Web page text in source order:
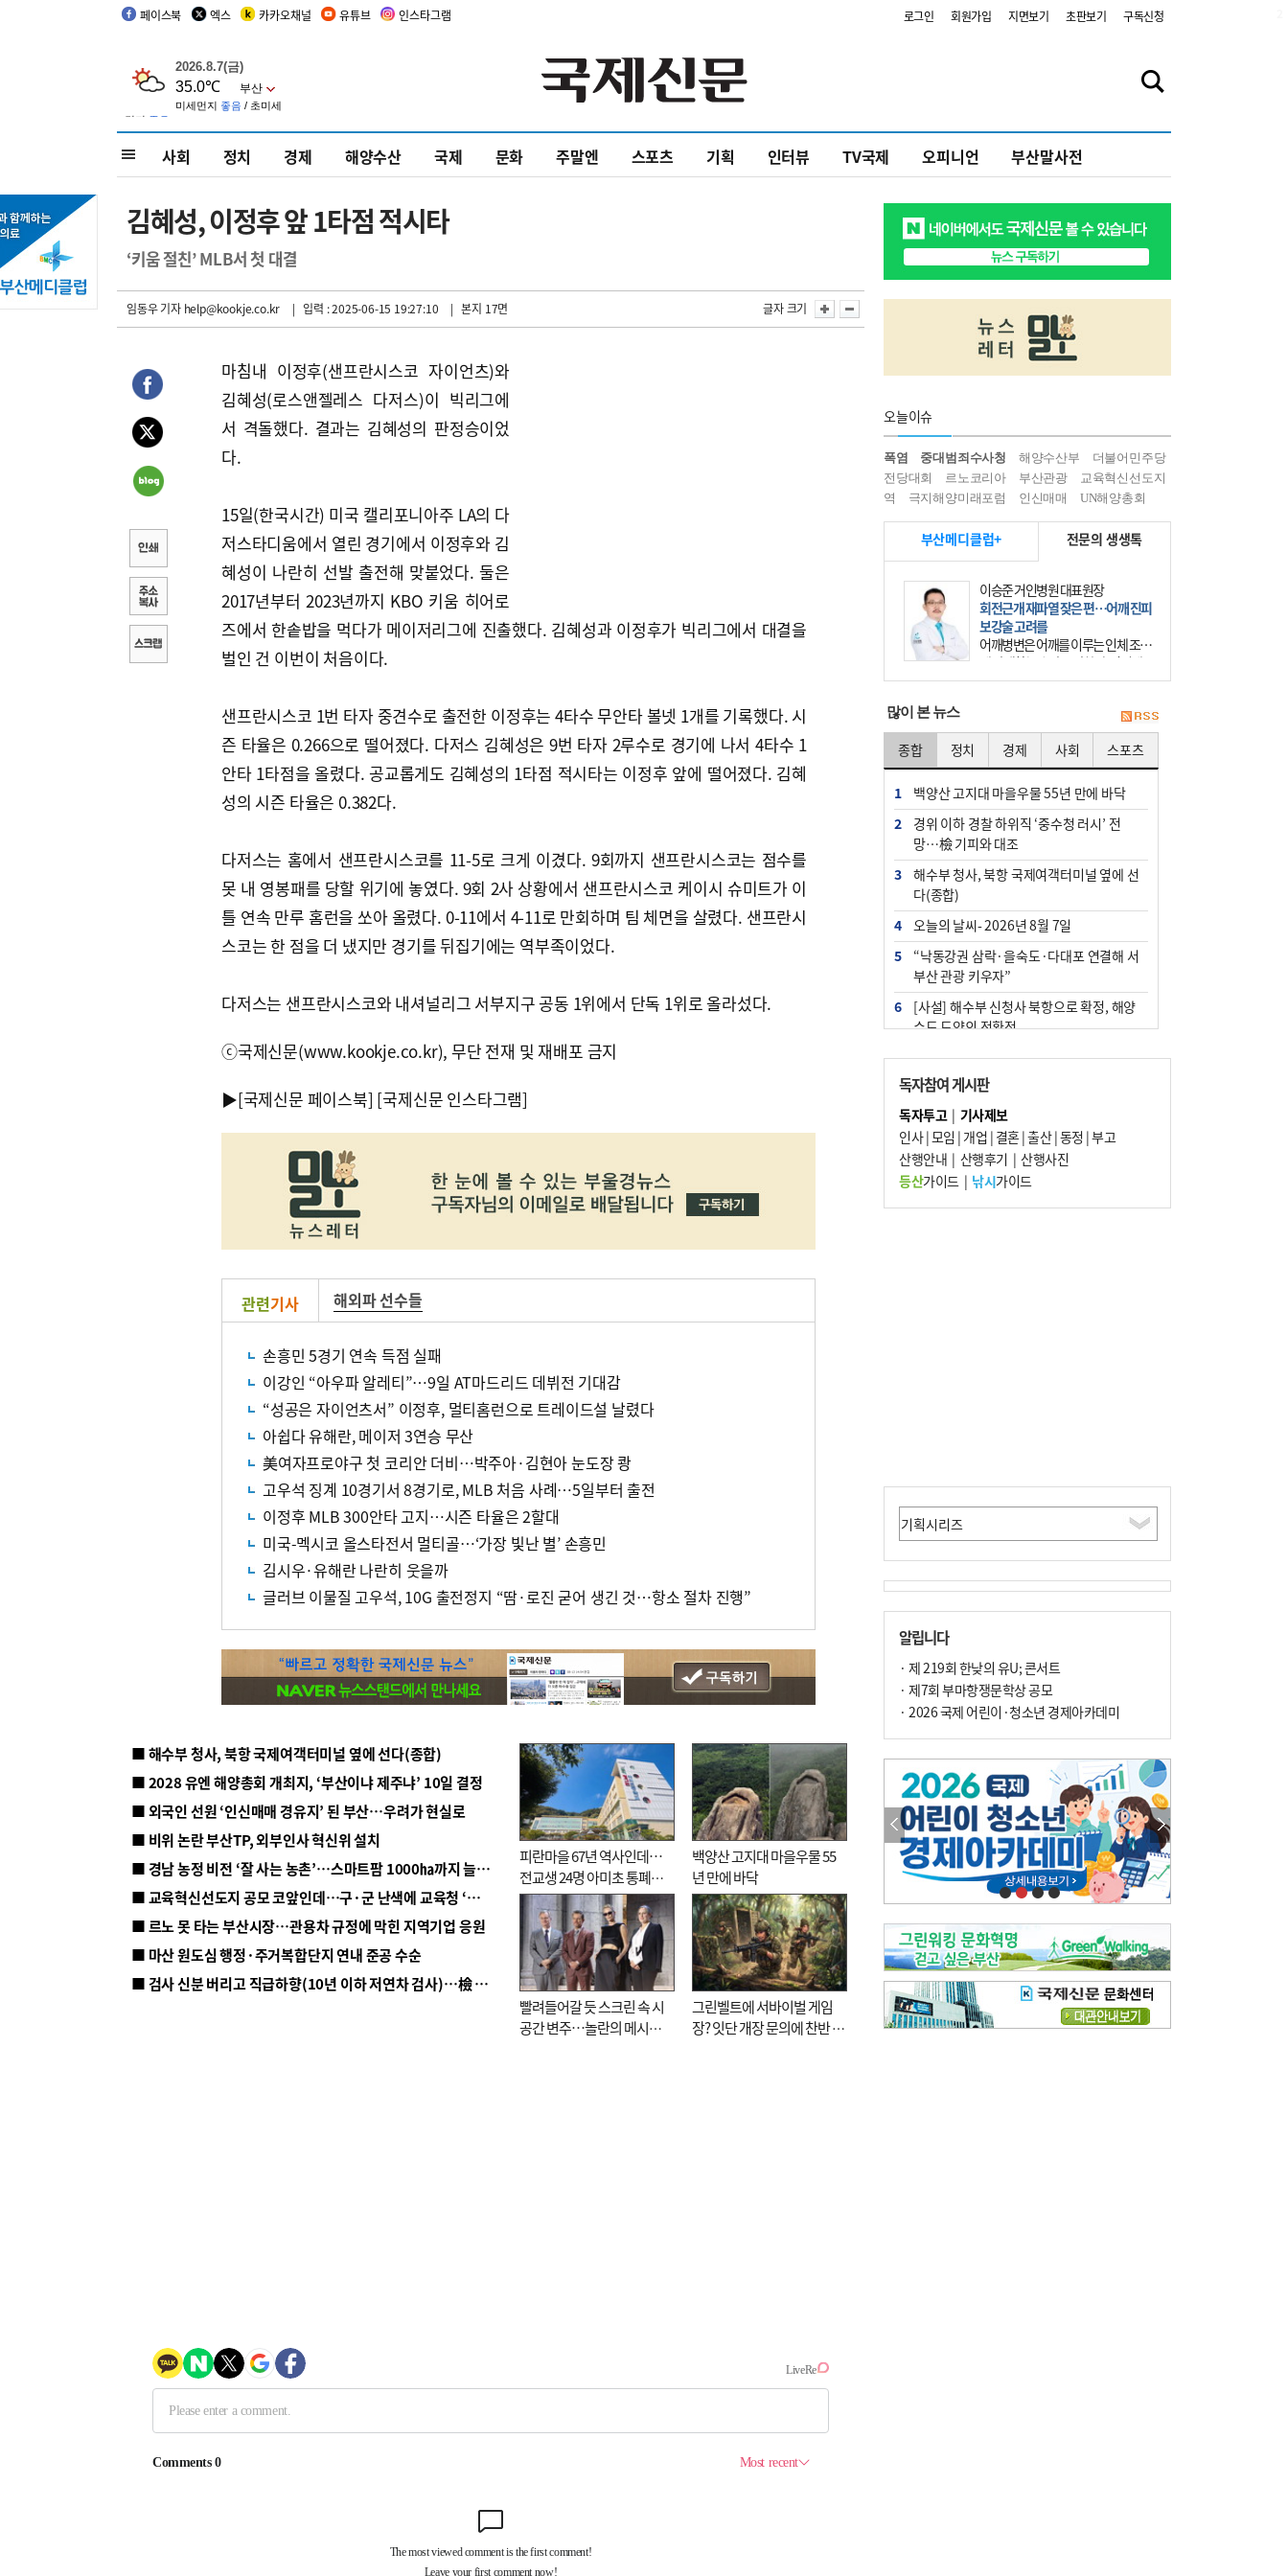
페이스북 엑스 카카오채널 유튜브 인스타그램 로그인 회원가입 지면보기 초판보기 구독신청
사회 정치 경제 해양수산 국제 문화 주말엔 스포츠 기획 인터뷰 TV국제 오피니언 부산말사전
김혜성, 이정후 앞 1타점 적시타
‘키움 절친’ MLB서 첫 대결
임동우 기자help@kookje.co.kr | 입력 : 2025-06-15 19:27:10 | 본지 17면 글자 크기
마침내 이정후(샌프란시스코 자이언츠)와
김혜성(로스앤젤레스 다저스)이 빅리그에
서 격돌했다. 결과는 김혜성의 판정승이었
다.
15일(한국시간) 미국 캘리포니아주 LA의 다
저스타디움에서 열린 경기에서 이정후와 김
혜성이 나란히 선발 출전해 맞붙었다. 둘은
2017년부터 2023년까지 KBO 키움 히어로
즈에서 한솥밥을 먹다가 메이저리그에 진출했다. 김혜성과 이정후가 빅리그에서 대결을
벌인 건 이번이 처음이다.
샌프란시스코 1번 타자 중견수로 출전한 이정후는 4타수 무안타 볼넷 1개를 기록했다. 시
즌 타율은 0.266으로 떨어졌다. 다저스 김혜성은 9번 타자 2루수로 경기에 나서 4타수 1
안타 1타점을 올렸다. 공교롭게도 김혜성의 1타점 적시타는 이정후 앞에 떨어졌다. 김혜
성의 시즌 타율은 0.382다.
다저스는 홈에서 샌프란시스코를 11-5로 크게 이겼다. 9회까지 샌프란시스코는 점수를
못 내 영봉패를 당할 위기에 놓였다. 9회 2사 상황에서 샌프란시스코 케이시 슈미트가 이
틀 연속 만루 홈런을 쏘아 올렸다. 0-11에서 4-11로 만회하며 팀 체면을 살렸다. 샌프란시
스코는 한 점을 더 냈지만 경기를 뒤집기에는 역부족이었다.
다저스는 샌프란시스코와 내셔널리그 서부지구 공동 1위에서 단독 1위로 올라섰다.
ⓒ국제신문(www.kookje.co.kr), 무단 전재 및 재배포 금지
▶[국제신문 페이스북] [국제신문 인스타그램]
관련기사 해외파 선수들
손흥민 5경기 연속 득점 실패
이강인 “아우파 알레티”…9일 AT마드리드 데뷔전 기대감
“성공은 자이언츠서” 이정후, 멀티홈런으로 트레이드설 날렸다
아쉽다 유해란, 메이저 3연승 무산
美여자프로야구 첫 코리안 더비…박주아·김현아 눈도장 쾅
고우석 징계 10경기서 8경기로, MLB 처음 사례…5일부터 출전
이정후 MLB 300안타 고지…시즌 타율은 2할대
미국-멕시코 올스타전서 멀티골…‘가장 빛난 별’ 손흥민
김시우·유해란 나란히 웃을까
글러브 이물질 고우석, 10G 출전정지 “땀·로진 굳어 생긴 것…항소 절차 진행”
■ 해수부 청사, 북항 국제여객터미널 옆에 선다(종합)
■ 2028 유엔 해양총회 개최지, ‘부산이냐 제주냐’ 10일 결정
■ 외국인 선원 ‘인신매매 경유지’ 된 부산…우려가 현실로
■ 비위 논란 부산TP, 외부인사 혁신위 설치
■ 경남 농정 비전 ‘잘 사는 농촌’…스마트팜 1000㏊까지 늘린다
■ 교육혁신선도지 공모 코앞인데…구·군 난색에 교육청 ‘쩔쩔’
■ 르노 못 타는 부산시장…관용차 규정에 막힌 지역기업 응원
■ 마산 원도심 행정·주거복합단지 연내 준공 수순
■ 검사 신분 버리고 직급하향(10년 이하 저연차 검사)…檢 중수청행 기피
피란마을 67년 역사인데…
전교생 24명 아미초 통폐합
기로
백양산 고지대 마을우물 55
년 만에 바닥
빨려들어갈 듯 스크린 속 시
공간 변주…놀란의 메시지
그린벨트에 서바이벌 게임
장? 잇단 개장 문의에 찬반 논
오늘이슈
폭염 중대범죄수사청 해양수산부
더불어민주당
전당대회
르노코리아 부산관광
교육혁신선도지
역
극지해양미래포럼 인신매매 UN해양총회
부산메디클럽+ 전문의 생생톡
이승준 거인병원 대표원장
회전근개 재파열 잦은 편…어깨 진피
보강술 고려를
어깨병변은 어깨를 이루는 인체 조직
에 발생하는 손상을 말한다. 여기에
는 오십견과 회전근개 증후군, 어깨
많이 본 뉴스
종합 정치 경제 사회 스포츠
1
백양산 고지대 마을우물 55년 만에 바닥
2
경위 이하 경찰 하위직 ‘중수청 러시’ 전
망…檢 기피와 대조
3
해수부 청사, 북항 국제여객터미널 옆에 선
다(종합)
4
오늘의 날씨- 2026년 8월 7일
5
“낙동강권 삼락·을숙도·다대포 연결해 서
부산 관광 키우자”
6
[사설] 해수부 신청사 북항으로 확정, 해양
수도 도약의 전환점
7
피란마을 67년 역사인데…전교생 24명 아
미초 통폐합 기로
8
부울경 주말부터 비소식…‘극한 폭염’ 한풀
꺾일 듯
9
외국인 선원 ‘인신매매 경유지’ 된 부산…
우려가 현실로
10 부산 청소년 극지탐험대 8인, 열흘간 북극
독자참여 게시판
독자투고| 기사제보
인사|모임 | 개업 | 결혼|출산|동정 |부고
산행안내 | 산행후기 | 산행사진
등산가이드| 낚시가이드
알립니다
· 제 219회 한낮의 유U; 콘서트
· 제7회 부마항쟁문학상 공모
· 2026 국제 어린이·청소년 경제아카데미